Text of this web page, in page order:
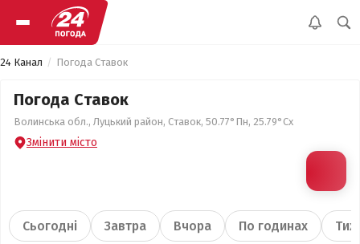
24 Канал Погода Ставок
Погода Ставок
Волинська обл., Луцький район, Ставок, 50.77°Пн, 25.79°Сх
Змінити місто
Сьогодні Завтра Вчора По годинах